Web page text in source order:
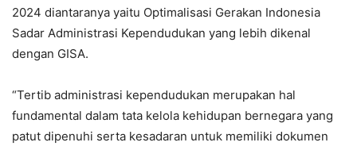
2024 diantaranya yaitu Optimalisasi Gerakan Indonesia
Sadar Administrasi Kependudukan yang lebih dikenal
dengan GISA.
“Tertib administrasi kependudukan merupakan hal
fundamental dalam tata kelola kehidupan bernegara yang
patut dipenuhi serta kesadaran untuk memiliki dokumen